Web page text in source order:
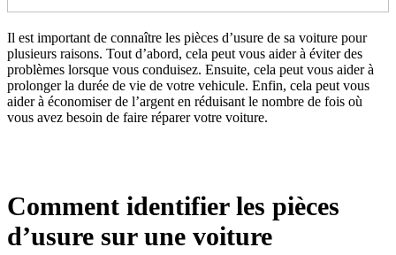
Il est important de connaître les pièces d’usure de sa voiture pour
plusieurs raisons. Tout d’abord, cela peut vous aider à éviter des
problèmes lorsque vous conduisez. Ensuite, cela peut vous aider à
prolonger la durée de vie de votre vehicule. Enfin, cela peut vous
aider à économiser de l’argent en réduisant le nombre de fois où
vous avez besoin de faire réparer votre voiture.
Comment identifier les pièces
d’usure sur une voiture